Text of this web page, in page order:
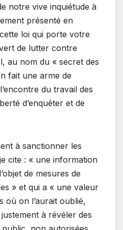
notre vive inquiétude à
présenté en
loi qui porte votre
de lutter contre
au nom du « secret des
fait une arme de
du travail des
d’enquêter et de
à sanctionner les
cite : « une information
de mesures de
» et qui a « une valeur
où on l’aurait oublié,
à révéler des